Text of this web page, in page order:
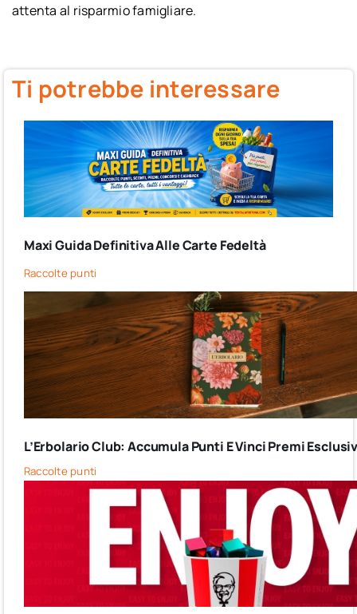
attenta al risparmio famigliare.
Ti potrebbe interessare
Maxi Guida Definitiva Alle Carte Fedeltà
Raccolte punti
L’Erbolario Club: Accumula Punti E Vinci Premi
Raccolte punti